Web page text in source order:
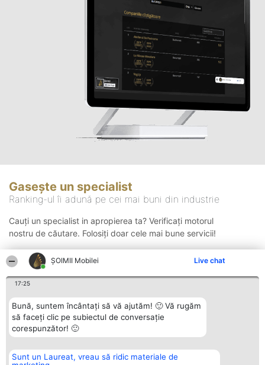
ȘOIMII Mobilei Live chat
17:25
Bună, suntem încântați să vă ajutăm! 🙂 Vă rugăm
să faceți clic pe subiectul de conversație
corespunzător! 🙂
Sunt un Laureat, vreau să ridic materiale de
Gasește un specialist
Ranking-ul îi adună pe cei mai buni din industrie
Cauți un specialist in apropierea ta? Verificați motorul
nostru de căutare. Folosiți doar cele mai bune servicii!
Organizator Ranking Plebiscyt Contact